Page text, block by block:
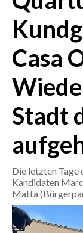
CRONACA
MONDO
POLITICA
ECONOMIA
SERVIZI ALLE
LAVORO
BANDI
SPORT IN
Casa
Stadt
Die letzten Tage
Kandidaten
Matta